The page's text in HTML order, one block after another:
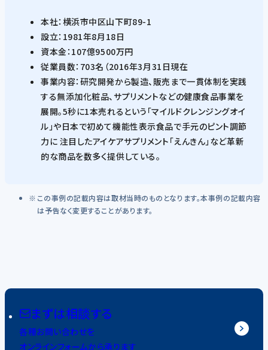
本社：横浜市中区山下町89-1
設立：1981年8月18日
資本金：107億9500万円
従業員数：703名（2016年3月31日現在
事業内容：研究開発から製造、販売まで一貫体制を実践
する無添加化粧品、サプリメントなどの健康食品事業を
展開。5秒に1本売れるという「マイルドクレンジングオイ
ル」や日本で初めて機能性表示食品で手元のピント調節
力に 注目したアイケアサプリメント「えんきん」など革新
的な商品を数多く提供している。
この事例の記載内容は取材当時のものとなります。本事例の記載内容
は予告なく変更することがあります。
まずは相談する
各種お問い合わせを
オンラインフォームから承ります